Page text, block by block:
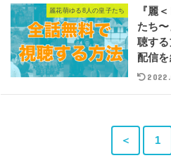
麗花萌ゆる8人の皇子たち
『麗
たち
聴す
配信を
＜ 1